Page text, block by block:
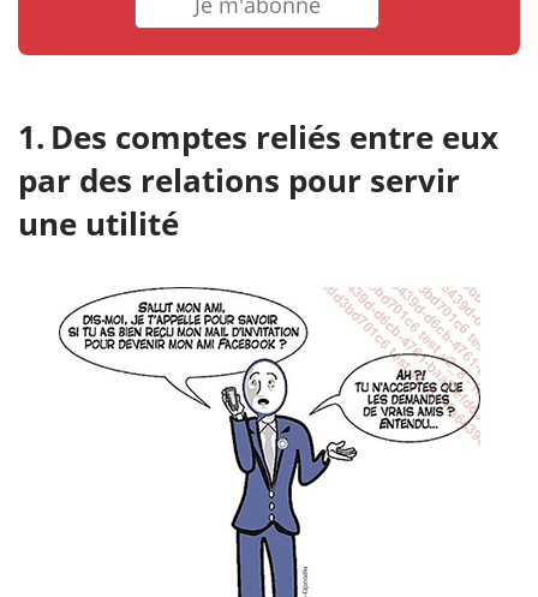
Des comptes reliés entre eux
par des relations pour servir
une utilité